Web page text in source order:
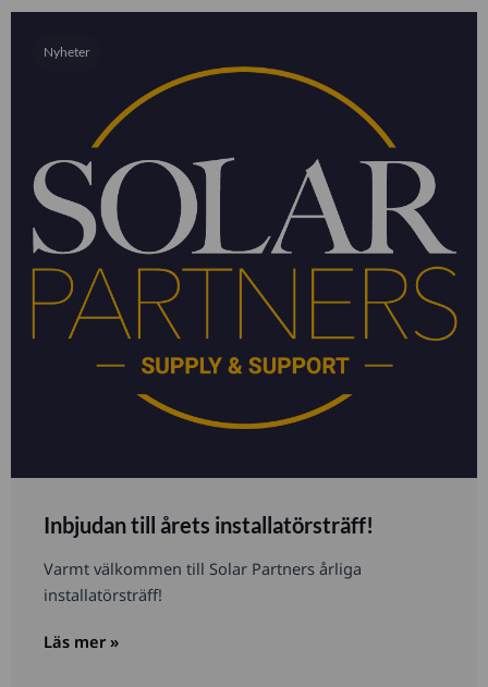
Nyheter
Inbjudan till årets installatörsträff!
Varmt välkommen till Solar Partners årliga
installatörsträff!
Läs mer »